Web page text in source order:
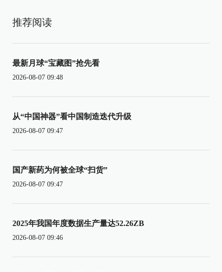
推荐阅读
最新月球“宝藏图”抢先看
2026-08-07 09:48
从“中国神器”看中国制造迭代升级
2026-08-07 09:47
国产新药为何被全球“扫货”
2026-08-07 09:47
2025年我国年度数据生产量达52.26ZB
2026-08-07 09:46